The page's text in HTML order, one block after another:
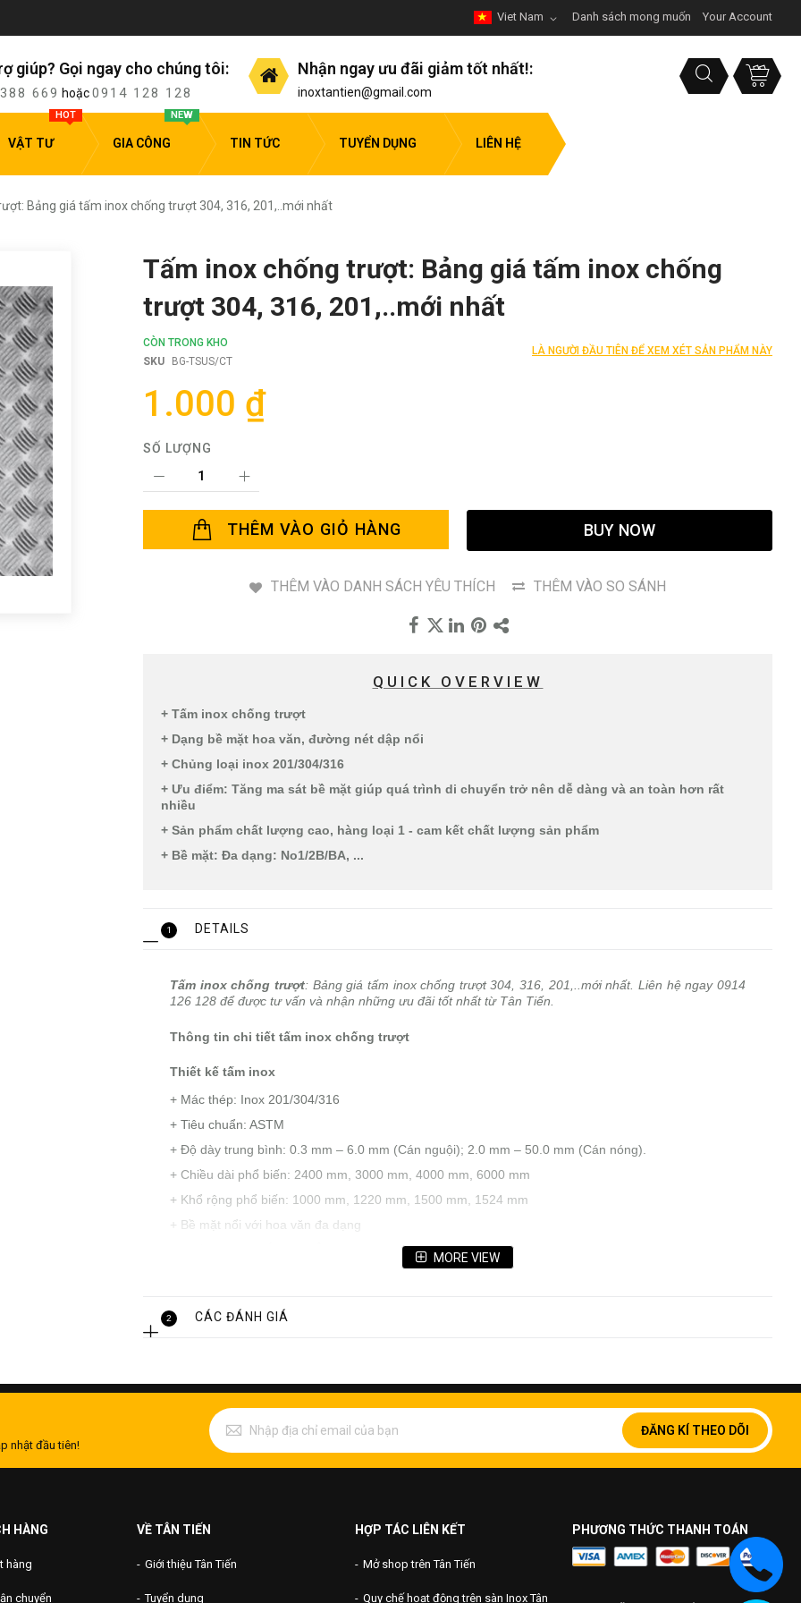
Danh sách mong muốn Your Account
Viet Nam
giúp? Gọi ngay cho chúng tôi:
669 hoặc0914 128 128
Nhận ngay ưu đãi giảm tốt nhất!:
inoxtantien@gmail.com
VẬT TƯ
HOT
GIA CÔNG
NEW
TIN TỨC TUYỂN DỤNG LIÊN HỆ
Bảng giá tấm inox chống trượt 304, 316, 201,..mới nhất
Tấm inox chống trượt: Bảng giá tấm inox chống
trượt 304, 316, 201,..mới nhất
CÒN TRONG KHO
SKU
BG-TSUS/CT
LÀ NGƯỜI ĐẦU TIÊN ĐỂ XEM XÉT SẢN PHẨM NÀY
1.000 ₫
SỐ LƯỢNG
THÊM VÀO GIỎ HÀNG BUY NOW
THÊM VÀO DANH SÁCH YÊU THÍCH THÊM VÀO SO SÁNH
QUICK OVERVIEW
+ Tấm inox chống trượt
+ Dạng bề mặt hoa văn, đường nét dập nổi
+ Chủng loại inox 201/304/316
+ Ưu điểm: Tăng ma sát bề mặt giúp quá trình di chuyển trở nên dễ dàng và an toàn hơn rất
nhiều
+ Sản phẩm chất lượng cao, hàng loại 1 - cam kết chất lượng sản phẩm
+ Bề mặt: Đa dạng: No1/2B/BA, ...
1 DETAILS
Tấm inox chống trượt: Bảng giá tấm inox chống trượt 304, 316, 201,..mới nhất. Liên hệ ngay 0914
126 128 để được tư vấn và nhận những ưu đãi tốt nhất từ Tân Tiến.
Thông tin chi tiết tấm inox chống trượt
Thiết kế tấm inox
+ Mác thép: Inox 201/304/316
+ Tiêu chuẩn: ASTM
+ Độ dày trung bình: 0.3 mm – 6.0 mm (Cán nguội); 2.0 mm – 50.0 mm (Cán nóng).
+ Chiều dài phổ biến: 2400 mm, 3000 mm, 4000 mm, 6000 mm
+ Khổ rộng phổ biến: 1000 mm, 1220 mm, 1500 mm, 1524 mm
+ Bề mặt nổi với hoa văn đa dạng
+ Xuất xứ: Châu Á, Châu Âu, Đài Loan,….
MORE VIEW
2 CÁC ĐÁNH GIÁ
nhật đầu tiên!
ĐĂNG KÍ THEO DÕI
HÀNG
hàng
chuyển
VỀ TÂN TIẾN
Giới thiệu Tân Tiến
Tuyển dụng
HỢP TÁC LIÊN KẾT
Mở shop trên Tân Tiến
Quy chế hoạt động trên sàn Inox Tân
PHƯƠNG THỨC THANH TOÁN